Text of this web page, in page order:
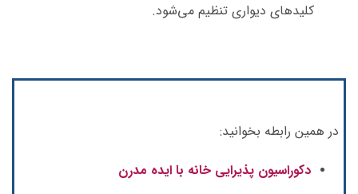
کلیدهای دیواری تنظیم می‌شود.
در همین رابطه بخوانید:
دکوراسیون پذیرایی خانه با ایده مدرن